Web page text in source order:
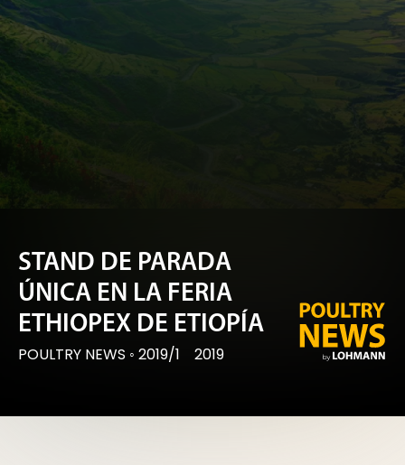
STAND DE PARADA
ÚNICA EN LA FERIA
ETHIOPEX DE ETIOPÍA
POULTRY NEWS ◦ 2019/1 2019